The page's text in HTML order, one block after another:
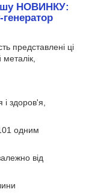
НОВИНКУ:
представлені ці
здоров'я,
одним
від